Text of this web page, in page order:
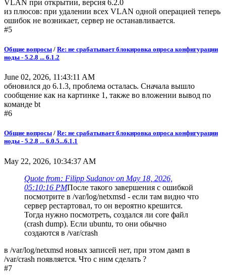
VLAN при открытии, версия 6.2.0
из плюсов: при удалении всех VLAN одной операцией теперь
ошибок не возникает, сервер не останавливается.
#5
Общие вопросы / Re: не срабатывает блокировка опроса конфигурации
ноды - 5.2.8 ... 6.1.2
June 02, 2026, 11:43:11 AM
обновился до 6.1.3, проблема осталась. Сначала вышло
сообщение как на картинке 1, также во вложении вывод по
команде bt
#6
Общие вопросы / Re: не срабатывает блокировка опроса конфигурации
ноды - 5.2.8 ... 6.0.5...6.1.1
May 22, 2026, 10:34:37 AM
Quote from: Filipp Sudanov on May 18, 2026,
05:10:16 PMПосле такого завершения с ошибкой
посмотрите в /var/log/netxmsd - если там видно что
сервер рестартовал, то он вероятно крешится.
Тогда нужно посмотреть, создался ли core файл
(crash dump). Если ubuntu, то они обычно
создаются в /var/crash
в /var/log/netxmsd новых записей нет, при этом дамп в
/var/crash появляется. Что с ним сделать ?
#7